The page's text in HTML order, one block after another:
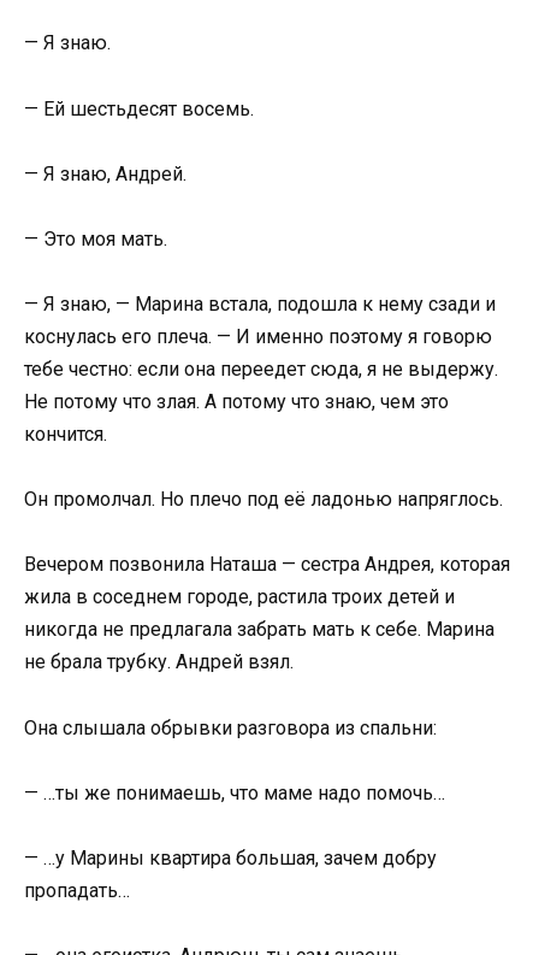
— Я знаю.
— Ей шестьдесят восемь.
— Я знаю, Андрей.
— Это моя мать.
— Я знаю, — Марина встала, подошла к нему сзади и
коснулась его плеча. — И именно поэтому я говорю
тебе честно: если она переедет сюда, я не выдержу.
Не потому что злая. А потому что знаю, чем это
кончится.
Он промолчал. Но плечо под её ладонью напряглось.
Вечером позвонила Наташа — сестра Андрея, которая
жила в соседнем городе, растила троих детей и
никогда не предлагала забрать мать к себе. Марина
не брала трубку. Андрей взял.
Она слышала обрывки разговора из спальни:
— …ты же понимаешь, что маме надо помочь…
— …у Марины квартира большая, зачем добру
пропадать…